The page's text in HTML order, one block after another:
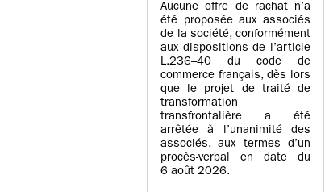
Aucune offre de rachat n’a
été proposée aux associés
de la société, conformément
aux dispositions de l’article
L.236–40 du code de
commerce français, dès lors
que le projet de traité de
transformation
transfrontalière a été
arrêtée à l’unanimité des
associés, aux termes d’un
procès-verbal en date du
6 août 2026.